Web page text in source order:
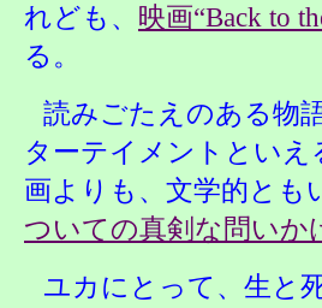
れども、 映画“Back to
る。
読みごたえのある物
ターテイメントとい
画よりも、文学的とも
ついての真剣な問いか
ユカにとって、生と